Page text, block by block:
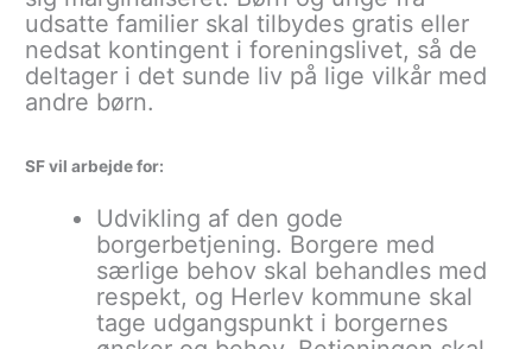
udsatte familier skal tilbydes gratis eller
nedsat kontingent i foreningslivet, så de
deltager i det sunde liv på lige vilkår med
andre børn.
SF vil arbejde for:
Udvikling af den gode
borgerbetjening. Borgere med
særlige behov skal behandles med
respekt, og Herlev kommune skal
tage udgangspunkt i borgernes